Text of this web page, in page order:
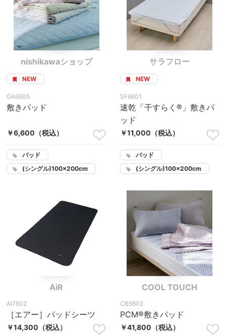
nishikawaショップ
NEW
GA6605
敷きパッド
￥6,600 （税込）
パッド
(シングル)100×200cm
サラフロー
NEW
SF6601
速乾「干すらく®」敷きパ
ッド
￥11,000 （税込）
パッド
(シングル)100×200cm
AiR
AI7602
［エアー］パッドシーツ
￥14,300 （税込）
COOL TOUCH
CB5602
PCM®敷きパッド
￥41,800 （税込）